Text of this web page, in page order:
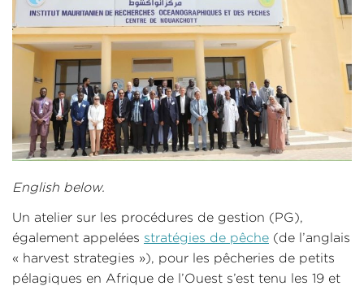
English below.
Un atelier sur les procédures de gestion (PG),
également appelées stratégies de pêche (de l’anglais
« harvest strategies »), pour les pêcheries de petits
pélagiques en Afrique de l’Ouest s’est tenu les 19 et